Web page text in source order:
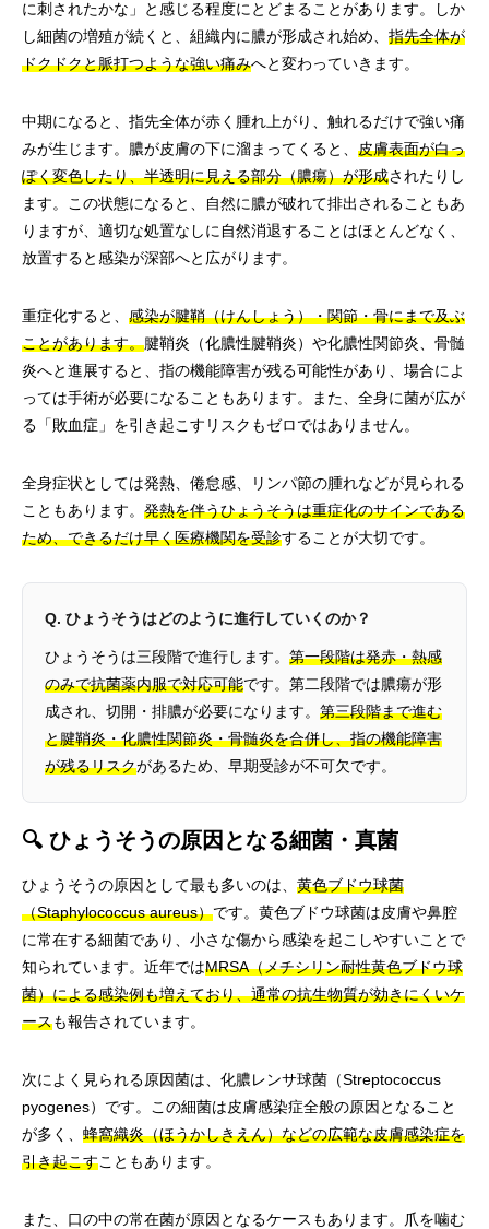
に刺されたかな」と感じる程度にとどまることがあります。しか
し細菌の増殖が続くと、組織内に膿が形成され始め、 指先全体が
ドクドクと脈打つような強い痛みへと変わっていきます。
中期になると、指先全体が赤く腫れ上がり、触れるだけで強い痛
みが生じます。膿が皮膚の下に溜まってくると、 皮膚表面が白っ
ぽく変色したり、半透明に見える部分（膿瘍）が形成されたりし
ます。この状態になると、自然に膿が破れて排出されることもあ
りますが、適切な処置なしに自然消退することはほとんどなく、
放置すると感染が深部へと広がります。
重症化すると、 感染が腱鞘（けんしょう）・関節・骨にまで及ぶ
ことがあります。腱鞘炎（化膿性腱鞘炎）や化膿性関節炎、骨髄
炎へと進展すると、指の機能障害が残る可能性があり、場合によ
っては手術が必要になることもあります。また、全身に菌が広が
る「敗血症」を引き起こすリスクもゼロではありません。
全身症状としては発熱、倦怠感、リンパ節の腫れなどが見られる
こともあります。 発熱を伴うひょうそうは重症化のサインである
ため、できるだけ早く医療機関を受診することが大切です。
Q. ひょうそうはどのように進行していくのか？
ひょうそうは三段階で進行します。 第一段階は発赤・熱感
のみで抗菌薬内服で対応可能です。第二段階では膿瘍が形
成され、切開・排膿が必要になります。 第三段階まで進む
と腱鞘炎・化膿性関節炎・骨髄炎を合併し、指の機能障害
が残るリスクがあるため、早期受診が不可欠です。
🔍 ひょうそうの原因となる細菌・真菌
ひょうそうの原因として最も多いのは、 黄色ブドウ球菌
（Staphylococcus aureus）です。黄色ブドウ球菌は皮膚や鼻腔
に常在する細菌であり、小さな傷から感染を起こしやすいことで
知られています。近年ではMRSA（メチシリン耐性黄色ブドウ球
菌）による感染例も増えており、通常の抗生物質が効きにくいケ
ースも報告されています。
次によく見られる原因菌は、化膿レンサ球菌（Streptococcus
pyogenes）です。この細菌は皮膚感染症全般の原因となること
が多く、 蜂窩織炎（ほうかしきえん）などの広範な皮膚感染症を
引き起こすこともあります。
また、口の中の常在菌が原因となるケースもあります。爪を噛む